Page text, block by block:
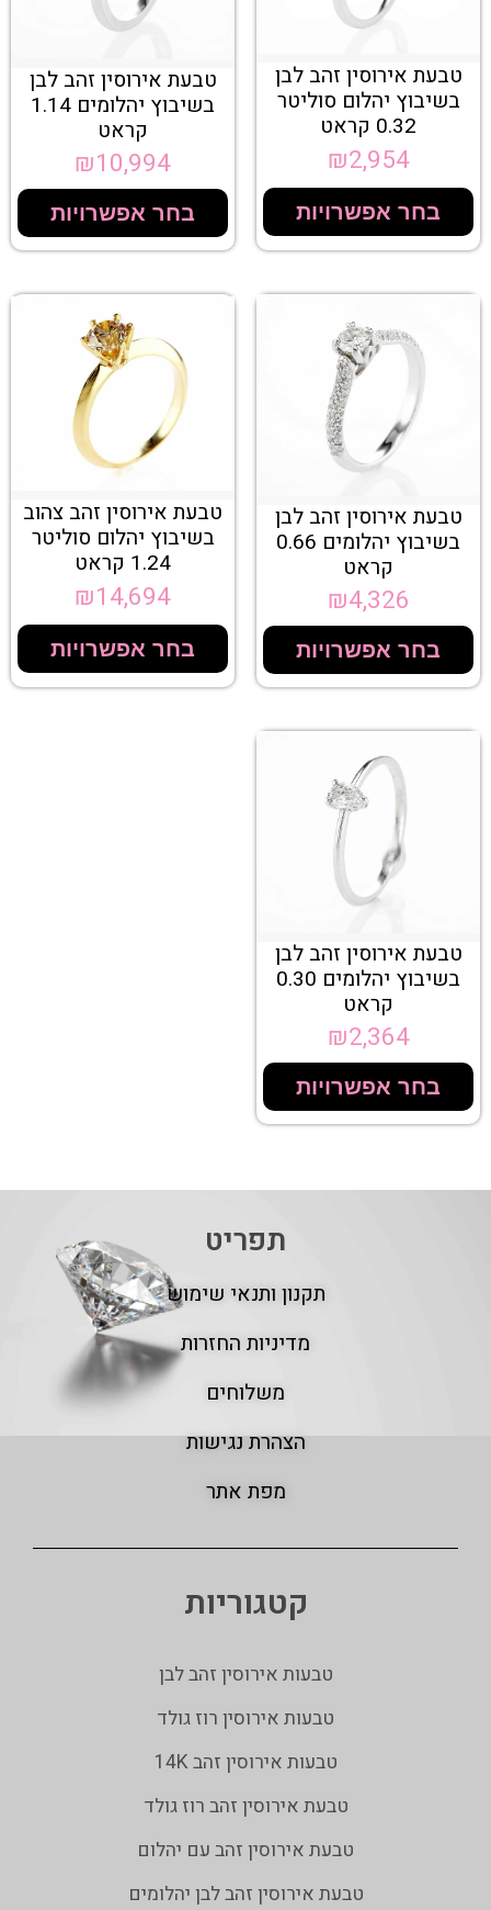
טבעת אירוסין זהב לבן
בשיבוץ יהלום סוליטר
0.32 קראט
₪2,954
בחר אפשרויות
טבעת אירוסין זהב לבן
בשיבוץ יהלומים 1.14
קראט
₪10,994
בחר אפשרויות
טבעת אירוסין זהב לבן
בשיבוץ יהלומים 0.66
קראט
₪4,326
בחר אפשרויות
טבעת אירוסין זהב צהוב
בשיבוץ יהלום סוליטר
1.24 קראט
₪14,694
בחר אפשרויות
טבעת אירוסין זהב לבן
בשיבוץ יהלומים 0.30
קראט
₪2,364
בחר אפשרויות
תפריט
תקנון ותנאי שימוש
מדיניות החזרות
משלוחים
הצהרת נגישות
מפת אתר
קטגוריות
טבעות אירוסין זהב לבן
טבעות אירוסין רוז גולד
טבעות אירוסין זהב 14K
טבעת אירוסין זהב רוז גולד
טבעת אירוסין זהב עם יהלום
טבעת אירוסין זהב לבן יהלומים